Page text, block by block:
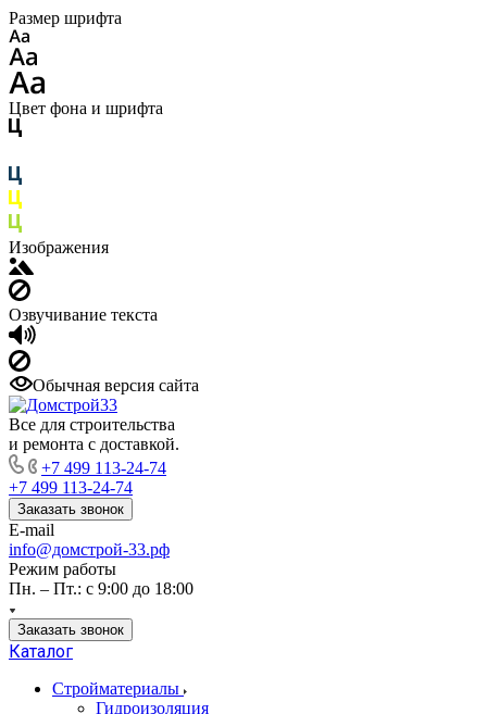
Размер шрифта
Цвет фона и шрифта
Изображения
Озвучивание текста
Обычная версия сайта
Все для строительства
и ремонта с доставкой.
+7 499 113-24-74
+7 499 113-24-74
Заказать звонок
E-mail
info@домстрой-33.рф
Режим работы
Пн. – Пт.: с 9:00 до 18:00
Заказать звонок
Каталог
Стройматериалы
Гидроизоляция